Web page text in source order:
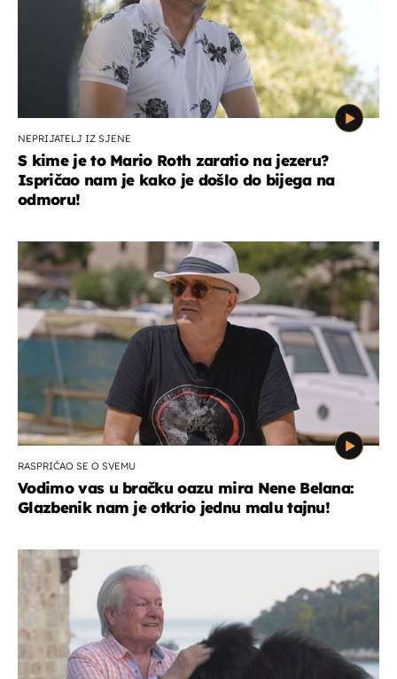
NEPRIJATELJ IZ SJENE
S kime je to Mario Roth zaratio na jezeru?
Ispričao nam je kako je došlo do bijega na
odmoru!
RASPRIČAO SE O SVEMU
Vodimo vas u bračku oazu mira Nene Belana:
Glazbenik nam je otkrio jednu malu tajnu!